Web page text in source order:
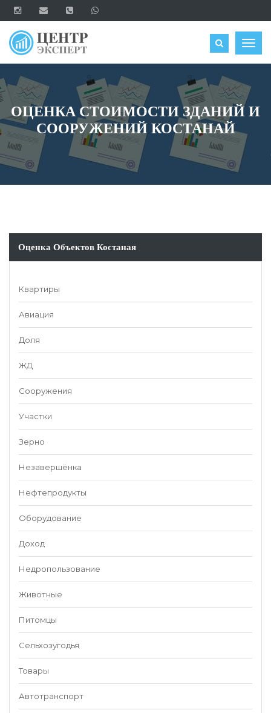
ОЦЕНИТЬ
ОЦЕНКА СТОИМОСТИ ЗДАНИЙ И
СООРУЖЕНИЙ КОСТАНАЙ
Оценка Объектов Костаная
Квартиры
Авиация
Доля
ЖД
Сооружения
Участки
Зерно
Незавершёнка
Нефтепродукты
Оборудование
Доход
Недропользование
Животные
Питомцы
Сельхозугодья
Товары
Автотранспорт